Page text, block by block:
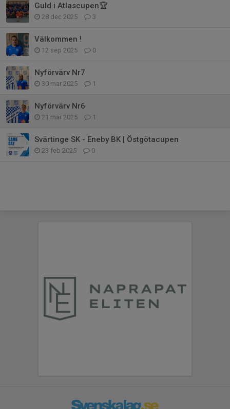
Guld i Atlascupen🏆
28 dec 2025 3
Välkommen !
12 sep 2025 0
Nyförvärv Nr7
30 mar 2025 1
Nyförvärv Nr6
21 mar 2025 1
Svärtinge SK - Eneby BK | Östgötacupen
23 feb 2025 0